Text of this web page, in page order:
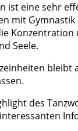
ist eine sehr
mit
Konzentration
Seele.
des